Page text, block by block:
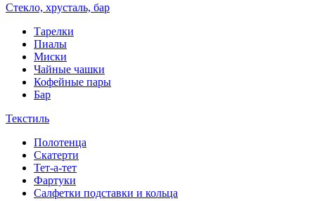
Стекло, хрусталь, бар
Тарелки
Пиалы
Миски
Чайные чашки
Кофейные пары
Бар
Текстиль
Полотенца
Скатерти
Тет-а-тет
Фартуки
Салфетки подставки и кольца